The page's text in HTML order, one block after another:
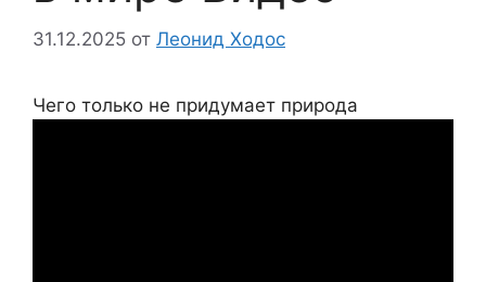
31.12.2025 от Леонид Ходос
Чего только не придумает природа